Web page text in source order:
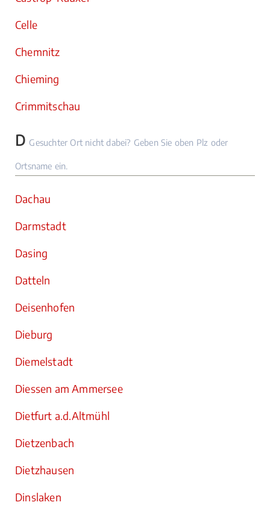
Celle
Chemnitz
Chieming
Crimmitschau
D Gesuchter Ort nicht dabei? Geben Sie oben Plz oder
Ortsname ein.
Dachau
Darmstadt
Dasing
Datteln
Deisenhofen
Dieburg
Diemelstadt
Diessen am Ammersee
Dietfurt a.d.Altmühl
Dietzenbach
Dietzhausen
Dinslaken